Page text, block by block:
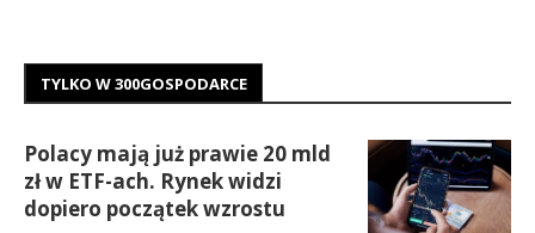
TYLKO W 300GOSPODARCE
Polacy mają już prawie 20 mld
zł w ETF-ach. Rynek widzi
dopiero początek wzrostu